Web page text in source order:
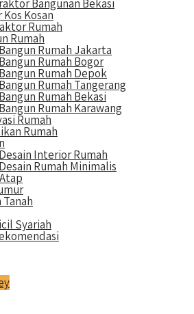
Bangunan Bekasi
Kosan
Rumah
Rumah
Rumah Jakarta
Rumah Bogor
Rumah Depok
Rumah Tangerang
Rumah Bekasi
Rumah Karawang
Rumah
Rumah
Interior Rumah
Rumah Minimalis
Tanah
Syariah